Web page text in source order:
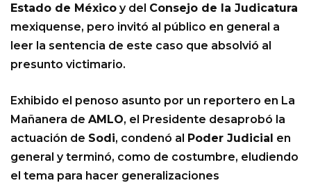
Estado de México y del Consejo de la Judicatura
mexiquense, pero invitó al público en general a
leer la sentencia de este caso que absolvió al
presunto victimario.
Exhibido el penoso asunto por un reportero en La
Mañanera de AMLO, el Presidente desaprobó la
actuación de Sodi, condenó al Poder Judicial en
general y terminó, como de costumbre, eludiendo
el tema para hacer generalizaciones